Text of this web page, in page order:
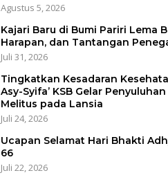
Agustus 5, 2026
Kajari Baru di Bumi Pariri Lema
Harapan, dan Tantangan
Juli 31, 2026
Tingkatkan Kesadaran
Asy-Syifa’ KSB Gelar
Melitus pada Lansia
Juli 24, 2026
Ucapan Selamat Hari Bhakti
66
Juli 22, 2026